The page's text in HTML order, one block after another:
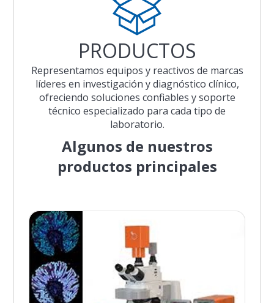
PRODUCTOS
Representamos equipos y reactivos de marcas
líderes en investigación y diagnóstico clínico,
ofreciendo soluciones confiables y soporte
técnico especializado para cada tipo de
laboratorio.
Algunos de nuestros
productos principales